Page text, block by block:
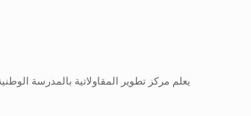
يعلم مركز تطوير المقاولاتية بالمدرسة